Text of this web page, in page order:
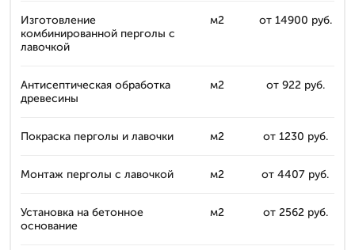
Изготовление
комбинированной перголы с
лавочкой
м2 от 14900 руб.
Антисептическая обработка
древесины
м2 от 922 руб.
Покраска перголы и лавочки м2 от 1230 руб.
Монтаж перголы с лавочкой м2 от 4407 руб.
Установка на бетонное
основание
м2 от 2562 руб.